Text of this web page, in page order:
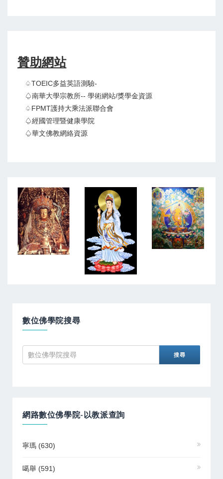
贊助網站
♤TOEIC多益英語測驗-
♤南華大學宗教所-- 學術網站/獎學金資源
♤FPMT護持大乘法派聯合會
♤經國管理暨健康學院
♤華文佛教網絡資源
數位佛學院搜尋
網路數位佛學院-以教派查詢
寧瑪 (630)
噶舉 (591)